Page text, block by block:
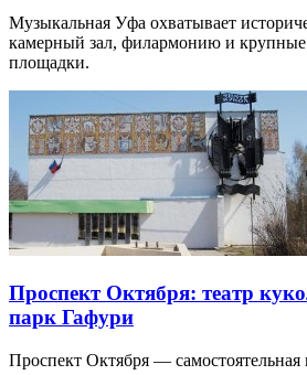
Музыкальная Уфа охватывает
камерный зал, филармонию и
площадки.
Проспект Октября: театр
парк Гафури
Проспект Октября — самостоятельная